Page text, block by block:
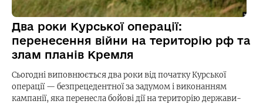
Два роки Курської операції:
перенесення війни на територію рф та
злам планів Кремля
Сьогодні виповнюється два роки від початку Курської
операції — безпрецедентної за задумом і виконанням
кампанії, яка перенесла бойові дії на територію держави-